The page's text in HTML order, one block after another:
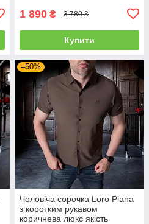
1 890 ₴ 3 780 ₴
Купити
–50%
Чоловіча сорочка Loro Piana
з коротким рукавом
коричнева люкс якість